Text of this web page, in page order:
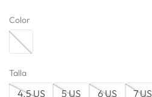
Color
Talla
4.5 US 5 US 6 US 7 US